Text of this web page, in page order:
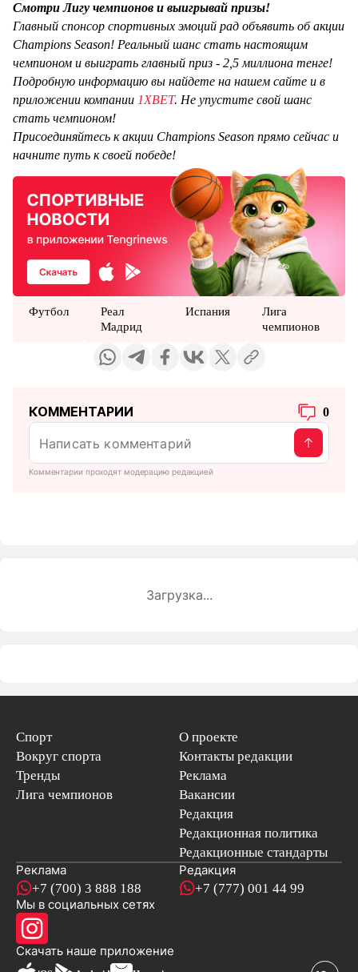
Смотри Лигу чемпионов и выигрывай призы!
Главный спонсор спортивных эмоций рад объявить об акции
Champions Season! Реальный шанс стать настоящим
чемпионом и выиграть главный приз - 2,5 миллиона тенге!
Подробную информацию вы найдете на нашем сайте и в
приложении компании 1XBET. Не упустите свой шанс
стать чемпионом!
Присоединяйтесь к акции Champions Season прямо сейчас и
начните путь к своей победе!
Футбол
Реал
Мадрид
Испания
Лига
чемпионов
КОММЕНТАРИИ 0
Комментарии проходят модерацию редакцией
Загрузка...
Спорт
Вокруг спорта
Тренды
Лига чемпионов
О проекте
Контакты редакции
Реклама
Вакансии
Редакция
Редакционная политика
Редакционные стандарты
Реклама
+7 (700) 3 888 188
Редакция
+7 (777) 001 44 99
Мы в социальных сетях
Скачать наше приложениеновостей